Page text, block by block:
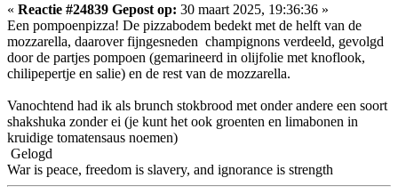
« Reactie #24839 Gepost op: 30 maart 2025, 19:36:36 »
Een pompoenpizza! De pizzabodem bedekt met de helft van de
mozzarella, daarover fijngesneden champignons verdeeld, gevolgd
door de partjes pompoen (gemarineerd in olijfolie met knoflook,
chilipepertje en salie) en de rest van de mozzarella.
Vanochtend had ik als brunch stokbrood met onder andere een soort
shakshuka zonder ei (je kunt het ook groenten en limabonen in
kruidige tomatensaus noemen)
Gelogd
War is peace, freedom is slavery, and ignorance is strength